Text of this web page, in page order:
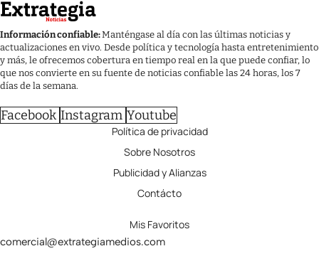
Información confiable:Manténgase al día con las últimas noticias y
actualizaciones en vivo. Desde política y tecnología hasta entretenimiento
y más, le ofrecemos cobertura en tiempo real en la que puede confiar, lo
que nos convierte en su fuente de noticias confiable las 24 horas, los 7
días de la semana.
Facebook Instagram Youtube
Política de privacidad
Sobre Nosotros
Publicidad y Alianzas
Contácto
Mis Favoritos
comercial@extrategiamedios.com